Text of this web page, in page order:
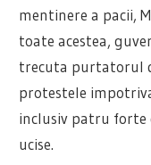
mentinere a pacii,
toate acestea,
trecuta purtatorul
protestele
inclusiv patru forte
ucise.